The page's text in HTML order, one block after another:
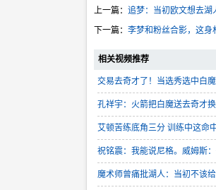
上一篇： 追梦：当初欧文想去湖
下一篇： 李梦和粉丝合影，这身
相关视频推荐
交易去奇才了！当选秀选中白
孔祥宇：火箭把白魔送去奇才
艾顿苦练底角三分 训练中这命
祝铭震：我能说尼格。威姆斯
魔术师曾痛批湖人：当初不该